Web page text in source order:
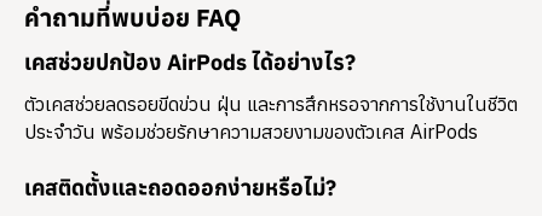
คำถามที่พบบ่อย FAQ
เคสช่วยปกป้อง AirPods ได้อย่างไร?
ตัวเคสช่วยลดรอยขีดข่วน ฝุ่น และการสึกหรอจากการใช้งานในชีวิต
ประจำวัน พร้อมช่วยรักษาความสวยงามของตัวเคส AirPods
เคสติดตั้งและถอดออกง่ายหรือไม่?